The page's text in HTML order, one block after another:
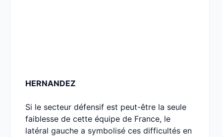
HERNANDEZ
Si le secteur défensif est peut-être la seule
faiblesse de cette équipe de France, le
latéral gauche a symbolisé ces difficultés en